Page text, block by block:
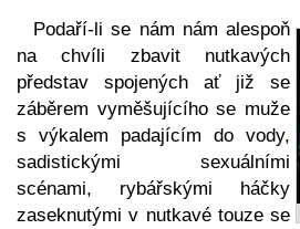
Podaří-li se nám nám alespoň
na chvíli zbavit nutkavých
představ spojených ať již se
záběrem vyměšujícího se muže
s výkalem padajícím do vody,
sadistickými sexuálními
scénami, rybářskými háčky
zaseknutými v nutkavé touze se